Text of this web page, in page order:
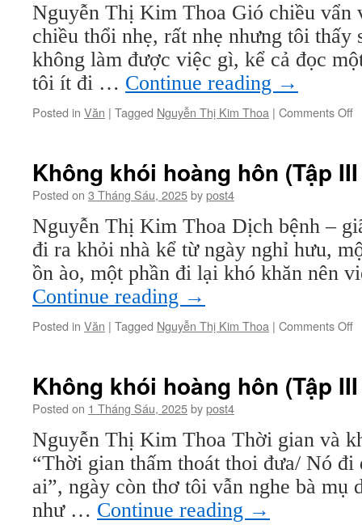
–
Nguyễn Thị Kim Thoa Gió chiều vẩn
chiều thổi nhẹ, rất nhẹ nhưng tôi thấy
không làm được việc gì, kể cả đọc
tôi ít đi … Continue reading →
Posted in Văn | Tagged Nguyễn Thị Kim Thoa | Comments Off
–
9)
Không khói hoàng hôn (Tập
Posted on 3 Tháng Sáu, 2025bypost4
Nguyễn Thị Kim Thoa Dịch bệnh –
đi ra khỏi nhà kể từ ngày nghỉ hưu,
ồn ào, một phần đi lại khó khăn nên
Continue reading →
Posted in Văn | Tagged Nguyễn Thị Kim Thoa | Comments Off
–
8)
Không khói hoàng hôn (Tập
Posted on 1 Tháng Sáu, 2025bypost4
Nguyễn Thị Kim Thoa Thời gian và
“Thời gian thấm thoát thoi đưa/ Nó
ai”, ngày còn thơ tôi vẫn nghe bà mụ
như … Continue reading →